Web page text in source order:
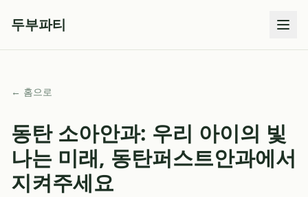
두부파티
← 홈으로
동탄 소아안과: 우리 아이의 빛
나는 미래, 동탄퍼스트안과에서
지켜주세요